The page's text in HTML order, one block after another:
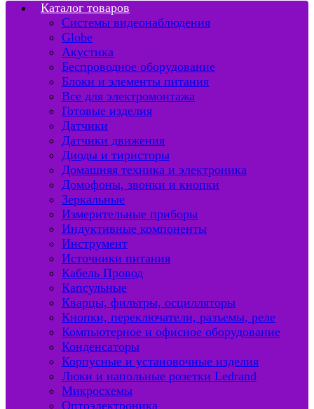
Каталог товаров
Системы видеонаблюдения
Globe
Акустика
Беспроводное оборудование
Блоки и элементы питания
Все для электромонтажа
Готовые изделия
Датчики
Датчики движения
Диоды и тиристоры
Домашняя техника и электроника
Домофоны, звонки и кнопки
Зеркальные
Измерительные приборы
Индуктивные компоненты
Инструмент
Источники питания
Кабель Провод
Капсульные
Кварцы, фильтры, осцилляторы
Кнопки, переключатели, разъемы, реле
Компьютерное и офисное оборудование
Конденсаторы
Корпусные и установочные изделия
Люки и напольные розетки Ledrand
Микросхемы
Оптоэлектроника